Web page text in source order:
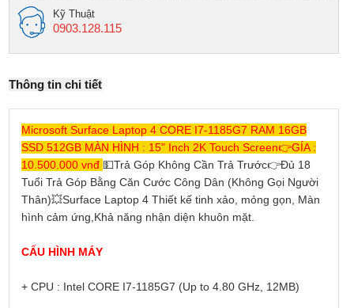
Kỹ Thuật
0903.128.115
Thông tin chi tiết
Microsoft Surface Laptop 4 CORE I7-1185G7 RAM 16GB
SSD 512GB MÀN HÌNH : 15" Inch 2K Touch Screen👉GÍA :
10.500.000 vnđ 💵Trả Góp Không Cần Trả Trước👉Đủ 18
Tuổi Trả Góp Bằng Căn Cước Công Dân (Không Gọi Người
Thân)💥Surface Laptop 4 Thiết kế tinh xảo, mỏng gọn, Màn
hình cảm ứng,Khả năng nhận diện khuôn mặt.
CẤU HÌNH MÁY
+ CPU : Intel CORE I7-1185G7 (Up to 4.80 GHz, 12MB)